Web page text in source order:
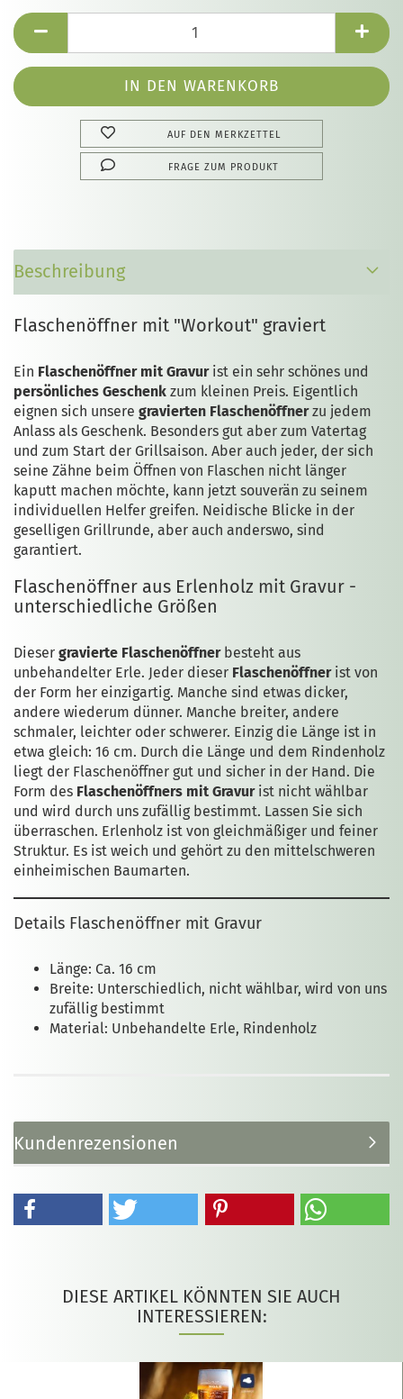
AUF DEN MERKZETTEL
FRAGE ZUM PRODUKT
Beschreibung
Flaschenöffner mit "Workout" graviert
Ein Flaschenöffner mit Gravurist ein sehr schönes und
persönliches Geschenk zum kleinen Preis. Eigentlich
eignen sich unsere gravierten Flaschenöffnerzu jedem
Anlass als Geschenk. Besonders gut aber zum Vatertag
und zum Start der Grillsaison. Aber auch jeder, der sich
seine Zähne beim Öffnen von Flaschen nicht länger
kaputt machen möchte, kann jetzt souverän zu seinem
individuellen Helfer greifen. Neidische Blicke in der
geselligen Grillrunde, aber auch anderswo, sind
garantiert.
Flaschenöffner aus Erlenholz mit Gravur -
unterschiedliche Größen
Dieser gravierte Flaschenöffnerbesteht aus
unbehandelter Erle. Jeder dieser Flaschenöffner ist von
der Form her einzigartig. Manche sind etwas dicker,
andere wiederum dünner. Manche breiter, andere
schmaler, leichter oder schwerer. Einzig die Länge ist in
etwa gleich: 16 cm. Durch die Länge und dem Rindenholz
liegt der Flaschenöffner gut und sicher in der Hand. Die
Form des Flaschenöffners mit Gravurist nicht wählbar
und wird durch uns zufällig bestimmt. Lassen Sie sich
überraschen. Erlenholz ist von gleichmäßiger und feiner
Struktur. Es ist weich und gehört zu den mittelschweren
einheimischen Baumarten.
Details Flaschenöffner mit Gravur
Länge: Ca. 16 cm
Breite: Unterschiedlich, nicht wählbar, wird von uns
zufällig bestimmt
Material: Unbehandelte Erle, Rindenholz
Kundenrezensionen
DIESE ARTIKEL KÖNNTEN SIE AUCH
INTERESSIEREN: